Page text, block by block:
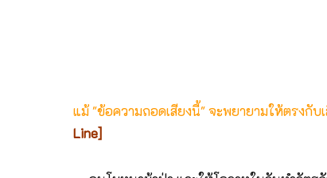
แม้ "ข้อความถอดเสียงนี้" จะพยายามให้ตรงกั
Line]